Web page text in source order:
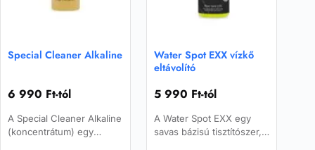
Special Cleaner Alkaline
6 990 Ft-tól
A Special Cleaner Alkaline
(koncentrátum) egy
Water Spot EXX vízkő
eltávolító
5 990 Ft-tól
A Water Spot EXX egy
savas bázisú tisztítószer,